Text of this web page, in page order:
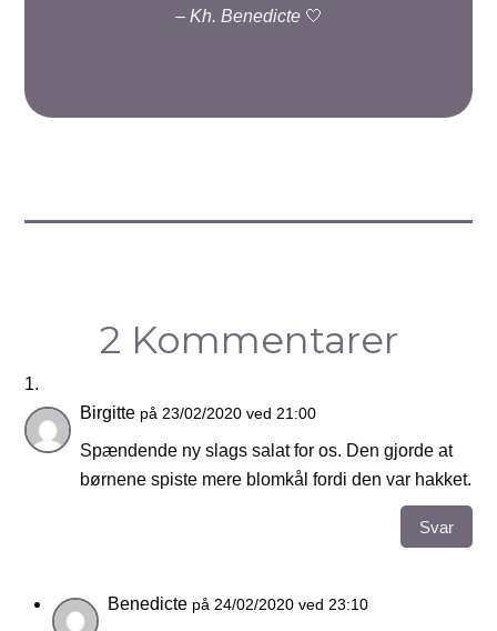
– Kh. Benedicte🤍
2 Kommentarer
Birgitte på 23/02/2020 ved 21:00
Spændende ny slags salat for os. Den gjorde at
børnene spiste mere blomkål fordi den var hakket.
Svar
Benedicte på 24/02/2020 ved 23:10